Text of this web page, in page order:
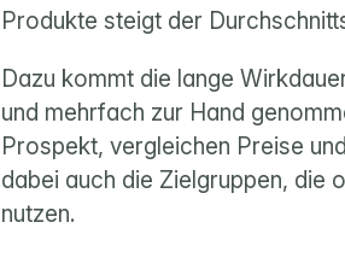
Produkte steigt der
Dazu kommt die lange
und mehrfach zur Hand
Prospekt, vergleichen Preise
dabei auch die Zielgruppen, die
nutzen.